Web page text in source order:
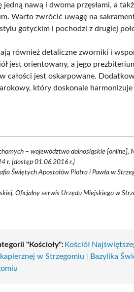
nawą i dwoma przęsłami, a
Warto zwrócić uwagę na
gotyckim i pochodzi z drugiej
również detaliczne zworniki i
jest orientowany, a jego
całości jest oskarpowane.
który doskonale harmonizuje
– województwo dolnośląskie [online],
r. [dostęp 01.06.2016 r.]
Świętych Apostołów Piotra i Pawła w
Oficjalny serwis Urzędu Miejskiego w
"Kościoły":Kościół
w Strzegomiu
Bazylika